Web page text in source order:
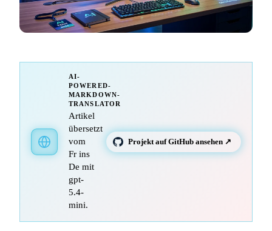
AI-
POWERED-
MARKDOWN-
TRANSLATOR
Artikel
übersetzt
vom
Fr ins
De mit
gpt-
5.4-
mini.
Projekt auf GitHub ansehen ↗